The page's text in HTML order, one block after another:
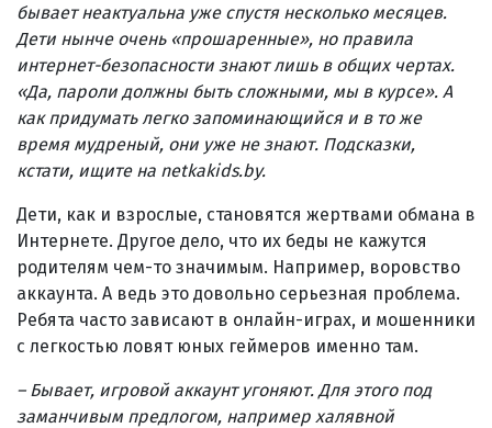
бывает неактуальна уже спустя несколько месяцев.
Дети нынче очень «прошаренные», но правила
интернет-безопасности знают лишь в общих чертах.
«Да, пароли должны быть сложными, мы в курсе». А
как придумать легко запоминающийся и в то же
время мудреный, они уже не знают. Подсказки,
кстати, ищите на netkakids.by.
Дети, как и взрослые, становятся жертвами обмана в
Интернете. Другое дело, что их беды не кажутся
родителям чем-то значимым. Например, воровство
аккаунта. А ведь это довольно серьезная проблема.
Ребята часто зависают в онлайн-играх, и мошенники
с легкостью ловят юных геймеров именно там.
– Бывает, игровой аккаунт угоняют. Для этого под
заманчивым предлогом, например халявной